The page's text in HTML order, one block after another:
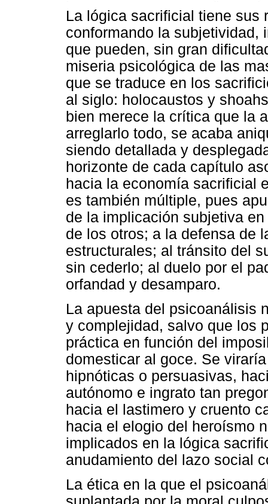
La lógica sacrificial tiene sus
conformando la subjetividad,
que pueden, sin gran
miseria psicológica de las
que se traduce en los
al siglo: holocaustos y
bien merece la crítica que la
arreglarlo todo, se acaba
siendo detallada y
horizonte de cada capítulo
hacia la economía sacrificial
es también múltiple, pues
de la implicación subjetiva
de los otros; a la defensa de
estructurales; al tránsito del
sin cederlo; al duelo por el
orfandad y desamparo.
La apuesta del psicoanálisis
y complejidad, salvo que los
práctica en función del
domesticar al goce. Se
hipnóticas o persuasivas,
autónomo e ingrato tan
hacia el lastimero y cruento
hacia el elogio del heroísmo
implicados en la lógica
anudamiento del lazo social
La ética en la que el